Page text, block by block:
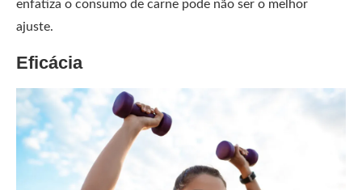
enfatiza o consumo de carne pode não ser o melhor
ajuste.
Eficácia